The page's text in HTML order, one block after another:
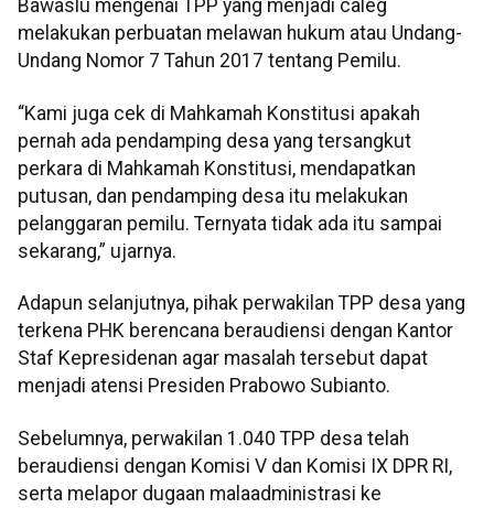
Bawaslu mengenai TPP yang menjadi caleg
melakukan perbuatan melawan hukum atau Undang-
Undang Nomor 7 Tahun 2017 tentang Pemilu.
“Kami juga cek di Mahkamah Konstitusi apakah
pernah ada pendamping desa yang tersangkut
perkara di Mahkamah Konstitusi, mendapatkan
putusan, dan pendamping desa itu melakukan
pelanggaran pemilu. Ternyata tidak ada itu sampai
sekarang,” ujarnya.
Adapun selanjutnya, pihak perwakilan TPP desa yang
terkena PHK berencana beraudiensi dengan Kantor
Staf Kepresidenan agar masalah tersebut dapat
menjadi atensi Presiden Prabowo Subianto.
Sebelumnya, perwakilan 1.040 TPP desa telah
beraudiensi dengan Komisi V dan Komisi IX DPR RI,
serta melapor dugaan malaadministrasi ke